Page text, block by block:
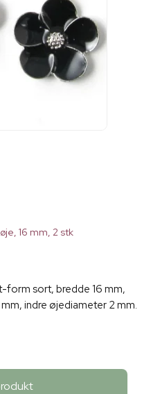
16 mm, 2 stk
form sort, bredde 16 mm,
indre øjediameter 2 mm.